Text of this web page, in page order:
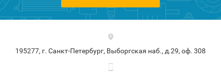
195277, г. Санкт-Петербург, Выборгская наб., д.29, оф. 308